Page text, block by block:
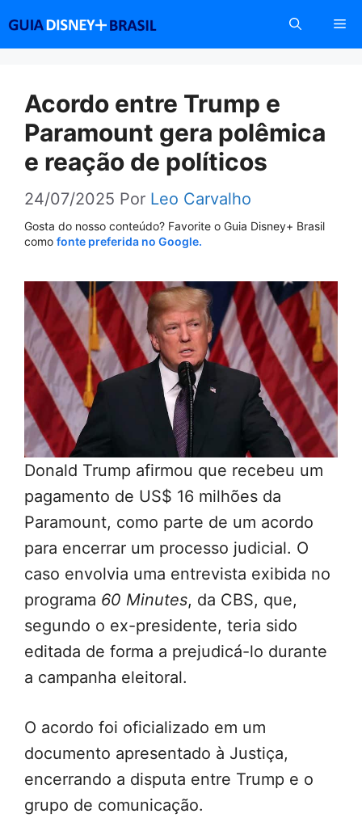
conteúdo
Acordo entre Trump e
Paramount gera polêmica
e reação de políticos
24/07/2025 Por Leo Carvalho
Gosta do nosso conteúdo? Favorite o Guia Disney+ Brasil
como fonte preferida no Google.
Donald Trump afirmou que recebeu um
pagamento de US$ 16 milhões da
Paramount, como parte de um acordo
para encerrar um processo judicial. O
caso envolvia uma entrevista exibida no
programa 60 Minutes, da CBS, que,
segundo o ex-presidente, teria sido
editada de forma a prejudicá-lo durante
a campanha eleitoral.
O acordo foi oficializado em um
documento apresentado à Justiça,
encerrando a disputa entre Trump e o
grupo de comunicação.